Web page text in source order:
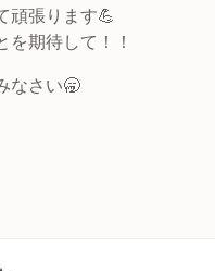
頑張ります💪
期待して！！
なさい🥱